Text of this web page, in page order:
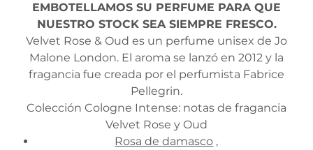
EMBOTELLAMOS SU PERFUME PARA QUE
NUESTRO STOCK SEA SIEMPRE FRESCO.
Velvet Rose & Oud es un perfume unisex de Jo
Malone London. El aroma se lanzó en 2012 y la
fragancia fue creada por el perfumista Fabrice
Pellegrin.
Colección Cologne Intense: notas de fragancia
Velvet Rose y Oud
Rosa de damasco ,